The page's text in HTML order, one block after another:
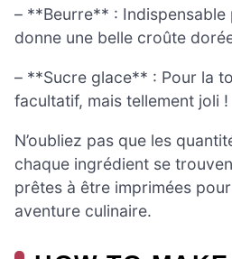
– **Beurre** : Indispensable
donne une belle croûte
– **Sucre glace** : Pour la
facultatif, mais tellement joli !
N’oubliez pas que les
chaque ingrédient se
prêtes à être imprimées
aventure culinaire.